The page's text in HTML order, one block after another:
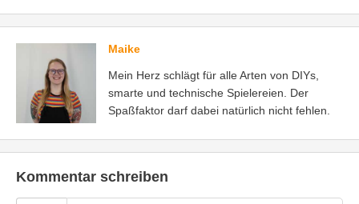
Maike
Mein Herz schlägt für alle Arten von DIYs,
smarte und technische Spielereien. Der
Spaßfaktor darf dabei natürlich nicht fehlen.
Kommentar schreiben